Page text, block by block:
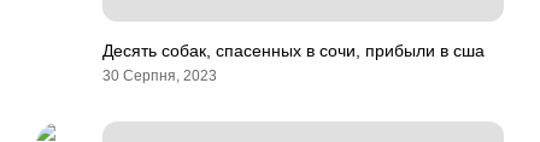
Десять собак, спасенных в сочи, прибыли в сша
30 Серпня, 2023